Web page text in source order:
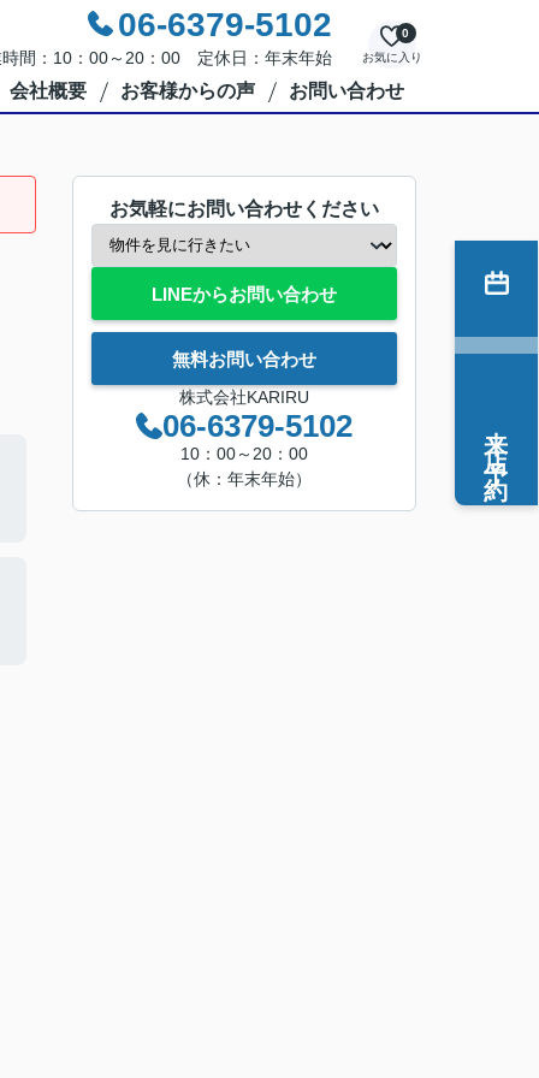
06-6379-5102
間：10：00～20：00 定休日：年末年始 お気に入り
0
会社概要 お客様からの声 お問い合わせ
お気軽にお問い合わせください
LINEからお問い合わせ
無料お問い合わせ
株式会社KARIRU
06-6379-5102
10：00～20：00
（休：年末年始）
来店予約